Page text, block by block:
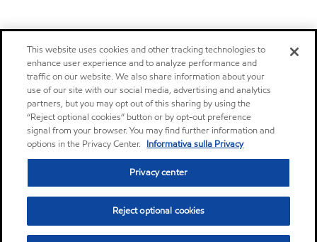
This website uses cookies and other tracking technologies to
enhance user experience and to analyze performance and
traffic on our website. We also share information about your
use of our site with our social media, advertising and analytics
partners, but you may opt out of this sharing by using the
“Reject optional cookies” button or by opt-out preference
signal from your browser. You may find further information and
options in the Privacy Center. Informativa sulla Privacy
Privacy center
Reject optional cookies